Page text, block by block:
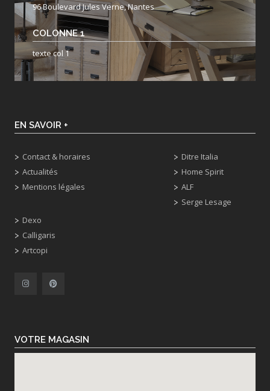
96 Boulevard Jules Verne, Nantes
COLONNE 1
texte col 1
EN SAVOIR +
Contact & horaires
Actualités
Mentions légales
Dexo
Calligaris
Artcopi
Ditre Italia
Home Spirit
ALF
Serge Lesage
VOTRE MAGASIN